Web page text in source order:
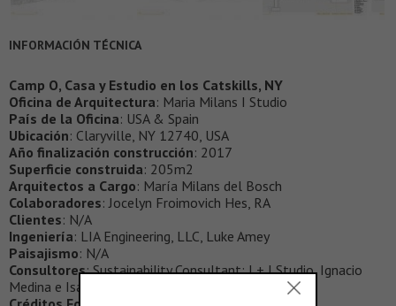
INFORMACIÓN TÉCNICA
Camp O, Casa y Estudio en los Catskills, NY
Oficina de Arquitectura: Maria Milans I Studio
País de la Oficina: USA & Spain
Ubicación: Claryville, NY 12740, USA
Año finalización construcción: 2017
Superficie construida: 205m2
Arquitectos a Cargo: María Milans del Bosch
Colaboradores: Jocelyn Froimovich Hes, RA
Clientes: N/A
Ingeniería: LIA Engineering, LLC, Luke Amey
Paisajismo: N/A
Consultores: Sustainability Consultant: I + I Studio, Ignacio
Medina e Isabel Silvestre / www.iplusistudio.com